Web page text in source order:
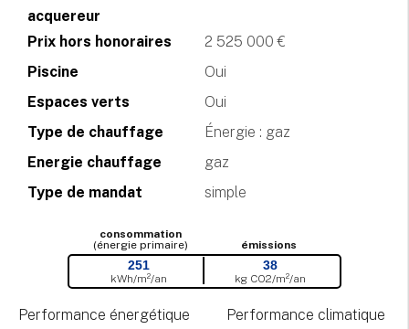
acquereur
Prix hors honoraires
2 525 000 €
Piscine
Oui
Espaces verts
Oui
Type de chauffage
Énergie : gaz
Energie chauffage
gaz
Type de mandat
simple
consommation
(énergie primaire)
émissions
251
kWh/m²/an
38
kg CO2/m²/an
Performance énergétique Performance climatique